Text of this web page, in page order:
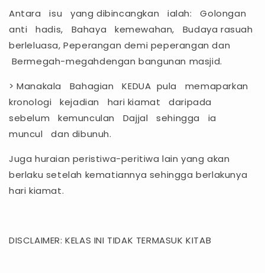
Antara isu yang dibincangkan ialah: Golongan
anti hadis, Bahaya kemewahan, Budaya rasuah
berleluasa, Peperangan demi peperangan dan
Bermegah-megahdengan bangunan masjid.
> Manakala Bahagian KEDUA pula memaparkan
kronologi kejadian hari kiamat daripada
sebelum kemunculan Dajjal sehingga ia
muncul dan dibunuh.
Juga huraian peristiwa-peritiwa lain yang akan
berlaku setelah kematiannya sehingga berlakunya
hari kiamat.
DISCLAIMER: KELAS INI TIDAK TERMASUK KITAB